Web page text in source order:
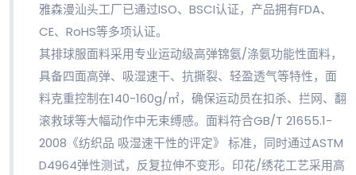
雅森漫汕头工厂已通过ISO、BSCI认证，产品拥有FDA、
CE、RoHS等多项认证。
其排球服面料采用专业运动级高弹锦氨/涤氨功能性面料，
具备四面高弹、吸湿速干、抗撕裂、轻盈透气等特性，面
料克重控制在140-160g/㎡，确保运动员在扣杀、拦网、翻
滚救球等大幅动作中无束缚感。面料符合GB/T 21655.1-
2008《纺织品 吸湿速干性的评定》 标准，同时通过ASTM
D4964弹性测试，反复拉伸不变形。印花/绣花工艺采用高